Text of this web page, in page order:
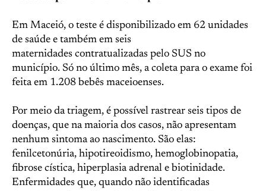
Em Maceió, o teste é disponibilizado em 62 unidades
de saúde e também em seis
maternidades contratualizadas pelo SUS no
município. Só no último mês, a coleta para o exame foi
feita em 1.208 bebês maceioenses.
Por meio da triagem, é possível rastrear seis tipos de
doenças, que na maioria dos casos, não apresentam
nenhum sintoma ao nascimento. São elas:
fenilcetonúria, hipotireoidismo, hemoglobinopatia,
fibrose cística, hiperplasia adrenal e biotinidade.
Enfermidades que, quando não identificadas